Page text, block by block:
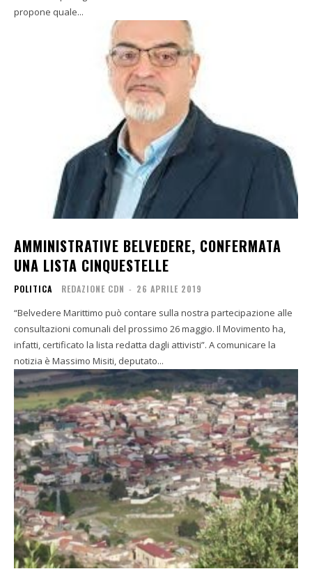
propone quale...
AMMINISTRATIVE BELVEDERE, CONFERMATA
UNA LISTA CINQUESTELLE
POLITICA REDAZIONE CDN - 26 APRILE 2019
“Belvedere Marittimo può contare sulla nostra partecipazione alle
consultazioni comunali del prossimo 26 maggio. Il Movimento ha,
infatti, certificato la lista redatta dagli attivisti”. A comunicare la
notizia è Massimo Misiti, deputato...